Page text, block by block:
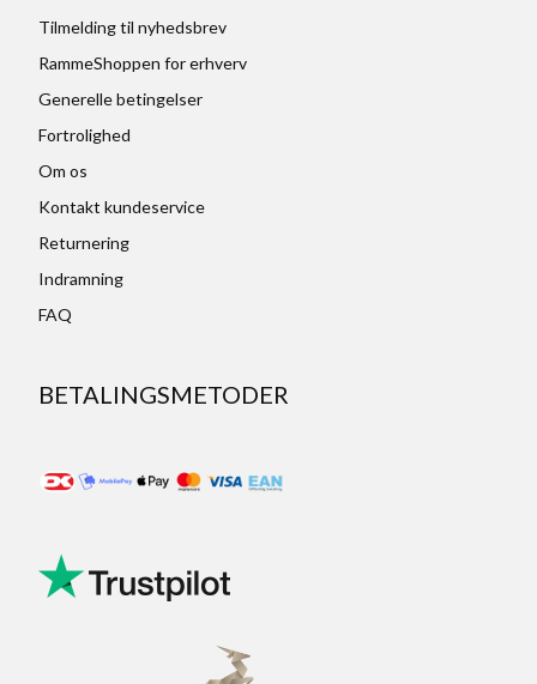
Tilmelding til nyhedsbrev
RammeShoppen for erhverv
Generelle betingelser
Fortrolighed
Om os
Kontakt kundeservice
Returnering
Indramning
FAQ
BETALINGSMETODER